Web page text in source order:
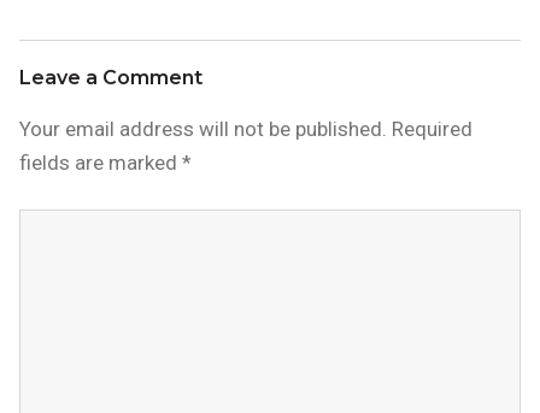
Leave a Comment
Your email address will not be published. Required
fields are marked *